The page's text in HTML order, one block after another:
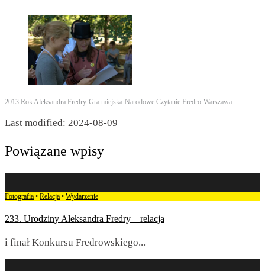
2013 Rok Aleksandra Fredry Gra miejska Narodowe Czytanie Fredro Warszawa
Last modified: 2024-08-09
Powiązane wpisy
Fotografia • Relacja • Wydarzenie
233. Urodziny Aleksandra Fredry – relacja
i finał Konkursu Fredrowskiego...